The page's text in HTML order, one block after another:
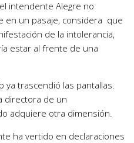
intendente Alegre no
en un pasaje, considera que
de la intolerancia,
estar al frente de una
ya trascendió las pantallas.
directora de un
adquiere otra dimensión.
ha vertido en declaraciones